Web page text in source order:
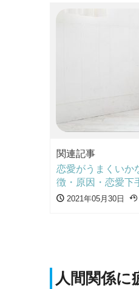
関連記事
恋愛がうまくいか
徴・原因・恋愛下
2021年05月30日
人間関係に